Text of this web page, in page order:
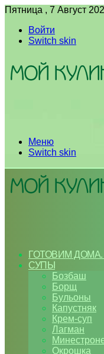
Пятница , 7 Август
Войти
Switch skin
Меню
Switch skin
ГОТОВИМ
СУПЫ
Бозбаш
Борщ
Бульоны
Капустняк
Крем-суп
Лагман
Окрошка